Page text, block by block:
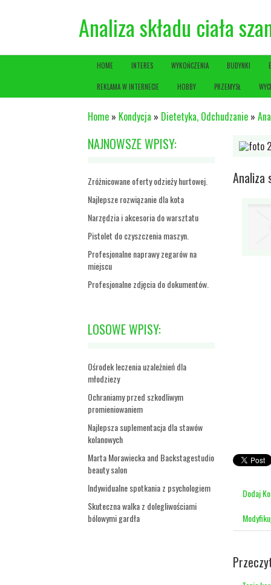
Analiza składu ciała
HOME INTERES WYKOŃCZENIA BUDYNKI
REKLAMA W INTERNECIE HOBBY PRZEMYSŁ
Home » Kondycja » Dietetyka, Odchudzanie »
NAJNOWSZE WPISY:
Zróżnicowane oferty odzieży hurtowej.
Najlepsze rozwiązanie dla kota
Narzędzia i akcesoria do warsztatu
Pistolet do czyszczenia maszyn.
Profesjonalne naprawy zegarów na
miejscu
Profesjonalne zdjęcia do dokumentów.
LOSOWE WPISY:
Ośrodek leczenia uzależnień dla
młodziezy
Ochraniamy przed szkodliwym
promieniowaniem
Najlepsza suplementacja dla stawów
kolanowych
Marta Morawiecka and Backstagestudio
beauty salon
Indywidualne spotkania z psychologiem
Skuteczna walka z dolegliwościami
bólowymi gardła
Analiza
Dodaj